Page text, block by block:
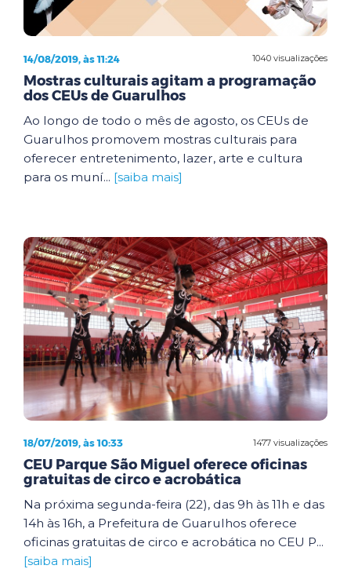
1040 visualizações
14/08/2019, às 11:24
Mostras culturais agitam a programação
dos CEUs de Guarulhos
Ao longo de todo o mês de agosto, os CEUs de
Guarulhos promovem mostras culturais para
oferecer entretenimento, lazer, arte e cultura
para os muní... [saiba mais]
1477 visualizações
18/07/2019, às 10:33
CEU Parque São Miguel oferece oficinas
gratuitas de circo e acrobática
Na próxima segunda-feira (22), das 9h às 11h e das
14h às 16h, a Prefeitura de Guarulhos oferece
oficinas gratuitas de circo e acrobática no CEU P...
[saiba mais]